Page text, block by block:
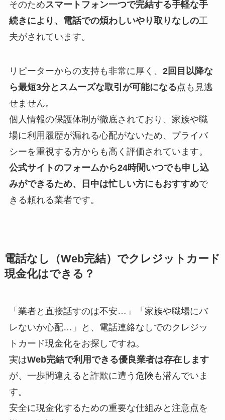
そのためスマートフォン一つで完結する手軽な手
続きにより、電話での煩わしいやり取りなしの工
夫がされています。
リピーターからの支持も非常に厚く、 2回目以降な
ら最短3分とスムーズな取引が可能になる点も見逃
せません。
個人情報の保護体制が徹底されており、家族や職
場に利用履歴が漏れる心配がないため、プライバ
シーを重視する方からも高く評価されています。
公式サイトのフォームから24時間いつでも申し込
みができるため、日中は忙しい方にもおすすめで
きる頼れる業者です。
電話なし（Web完結）でクレジットカード
現金化はできる？
「業者と直接話すのは不安…」「家族や職場にバ
レないか心配…」と、電話連絡なしでのクレジッ
トカード現金化をお探しですね。
実はWeb完結で利用できる優良業者は存在します
が、一歩間違えると詐欺に遭う危険も潜んでいま
す。
安全に現金化するための重要な仕組みと注意点を